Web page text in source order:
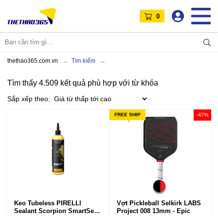
0
thethao365.com.vn Tìm kiếm
Tìm thấy 4.509 kết quả phù hợp với từ khóa
Sắp xếp theo:
Keo Tubeless PIRELLI
Sealant Scorpion SmartSeal
FREE SHIP
Vợt Pickleball Selkirk LABS
Project 008 13mm - Epic
-47%